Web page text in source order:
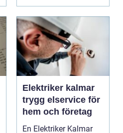
Elektriker kalmar
trygg elservice för
hem och företag
En Elektriker Kalmar